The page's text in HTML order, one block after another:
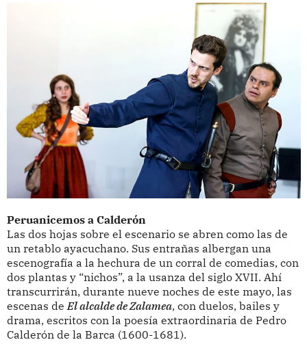
Peruanicemos a Calderón
Las dos hojas sobre el escenario se abren como las de
un retablo ayacuchano. Sus entrañas albergan una
escenografía a la hechura de un corral de comedias, con
dos plantas y “nichos”, a la usanza del siglo XVII. Ahí
transcurrirán, durante nueve noches de este mayo, las
escenas de El alcalde de Zalamea, con duelos, bailes y
drama, escritos con la poesía extraordinaria de Pedro
Calderón de la Barca (1600-1681).